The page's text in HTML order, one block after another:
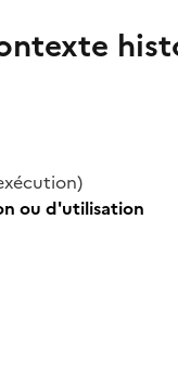
ou d'utilisation